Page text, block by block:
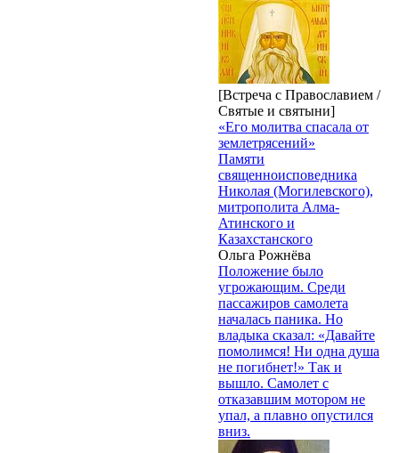
[Встреча с Православием /
Святые и святыни]
«Его молитва спасала от
землетрясений»
Памяти
священноисповедника
Николая (Могилевского),
митрополита Алма-
Атинского и
Казахстанского
Ольга Рожнёва
Положение было
угрожающим. Среди
пассажиров самолета
началась паника. Но
владыка сказал: «Давайте
помолимся! Ни одна душа
не погибнет!» Так и
вышло. Самолет с
отказавшим мотором не
упал, а плавно опустился
вниз.